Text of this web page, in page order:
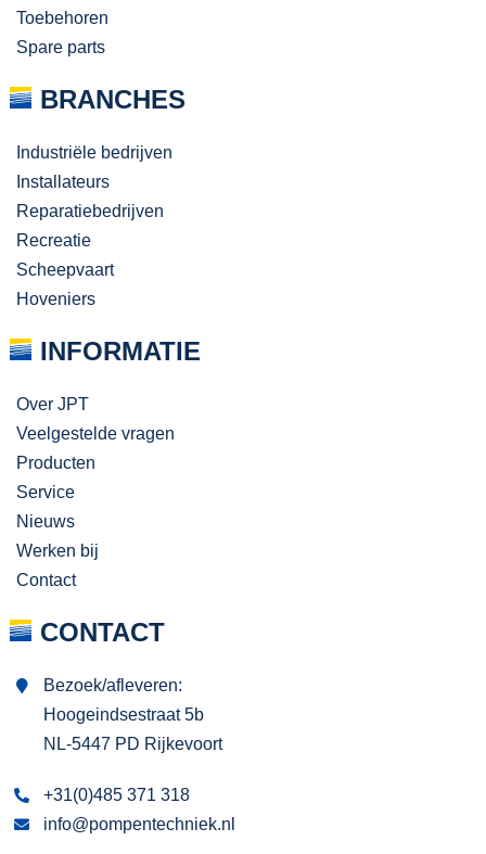
Toebehoren
Spare parts
BRANCHES
Industriële bedrijven
Installateurs
Reparatiebedrijven
Recreatie
Scheepvaart
Hoveniers
INFORMATIE
Over JPT
Veelgestelde vragen
Producten
Service
Nieuws
Werken bij
Contact
CONTACT
Bezoek/afleveren:
Hoogeindsestraat 5b
NL-5447 PD Rijkevoort
+31(0)485 371 318
info@pompentechniek.nl